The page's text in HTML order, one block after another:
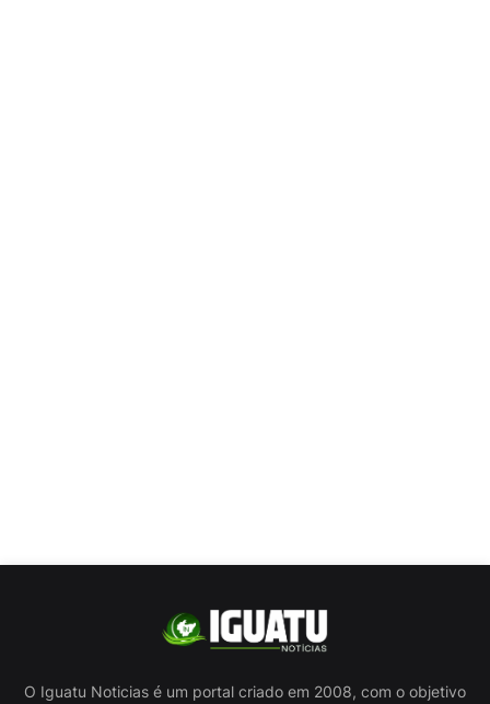
O Iguatu Noticias é um portal criado em 2008, com o objetivo